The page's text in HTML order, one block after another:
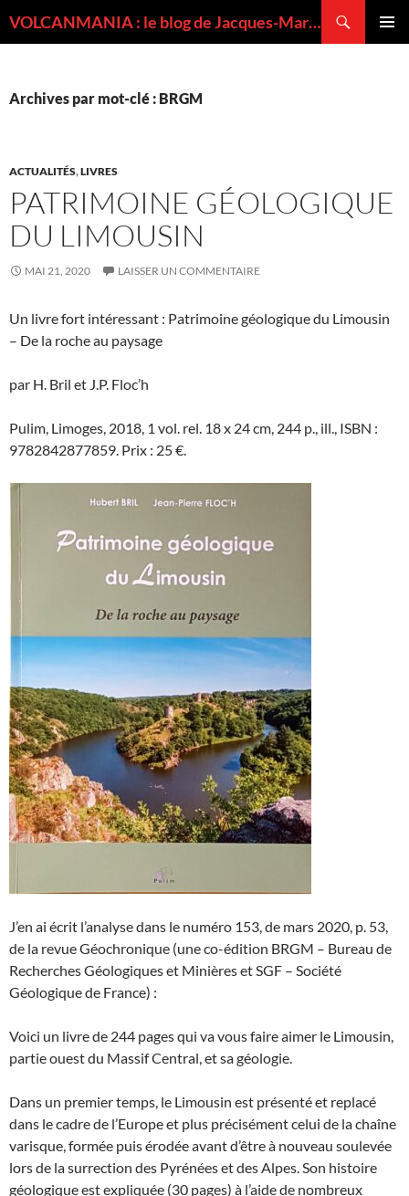
VOLCANMANIA : le blog de Jacques-Marie BARDINTZEFF, volcanologue
Archives par mot-clé : BRGM
ACTUALITÉS,LIVRES
PATRIMOINE GÉOLOGIQUE
DU LIMOUSIN
MAI 21, 2020 LAISSER UN COMMENTAIRE
Un livre fort intéressant : Patrimoine géologique du Limousin
– De la roche au paysage
par H. Bril et J.P. Floc’h
Pulim, Limoges, 2018, 1 vol. rel. 18 x 24 cm, 244 p., ill., ISBN :
9782842877859. Prix : 25 €.
J’en ai écrit l’analyse dans le numéro 153, de mars 2020, p. 53,
de la revue Géochronique (une co-édition BRGM – Bureau de
Recherches Géologiques et Minières et SGF – Société
Géologique de France) :
Voici un livre de 244 pages qui va vous faire aimer le Limousin,
partie ouest du Massif Central, et sa géologie.
Dans un premier temps, le Limousin est présenté et replacé
dans le cadre de l’Europe et plus précisément celui de la chaîne
varisque, formée puis érodée avant d’être à nouveau soulevée
lors de la surrection des Pyrénées et des Alpes. Son histoire
géologique est expliquée (30 pages) à l’aide de nombreux